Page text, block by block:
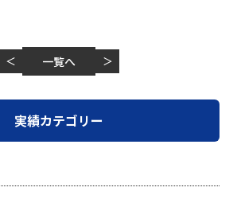
＜ 一覧へ ＞
実績カテゴリー